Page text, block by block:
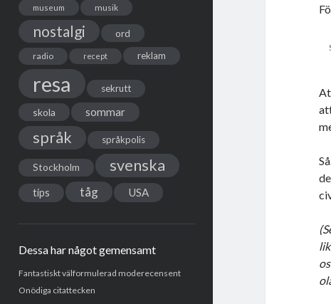
museum musik
nostalgi ord
radio recept reklam
resa sekrutt
skola sommar
språk språkpolis
Stockholm svenska
tips tåg USA
Dessa har något gemensamt
Fantastiskt välformulerad moderecensent
Onödiga citattecken